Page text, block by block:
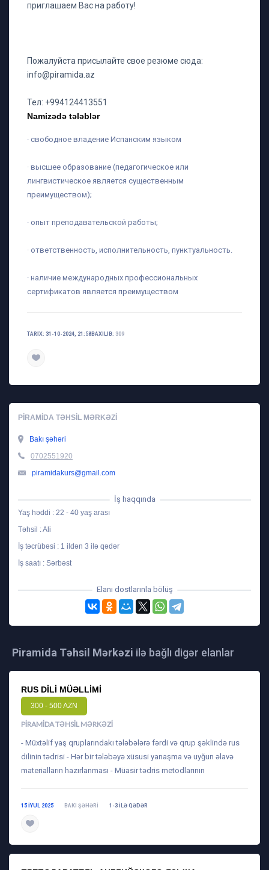
приглашаем Вас на работу!
Пожалуйста присылайте свое резюме сюда:
info@piramida.az
Тел: +994124413551
Namizədə tələblər
· свободное владение Испанским языком
· высшее образование (педагогическое или
лингвистическое является существенным
преимуществом);
· опыт преподавательской работы;
· ответственность, исполнительность, пунктуальность.
· наличие международных профессиональных
сертификатов является преимуществом
TARIX: 31-10-2024, 21:58 BAXILIB: 309
PIRAMIDA TƏHSIL MƏRKƏZI
Bakı şəhəri
0702551920
piramidakurs@gmail.com
İş haqqında
Yaş həddi : 22 - 40 yaş arası
Təhsil : Ali
İş təcrübəsi : 1 ildən 3 ilə qədər
İş saatı : Sərbəst
Elanı dostlarınla bölüş
Piramida Təhsil Mərkəzi ilə bağlı digər elanlar
RUS DILI MÜƏLLIMI
300 - 500 AZN
PIRAMIDA TƏHSIL MƏRKƏZI
- Müxtəlif yaş qruplarındakı tələbələrə fərdi və qrup şəklində rus
dilinin tədrisi - Hər bir tələbəyə xüsusi yanaşma və uyğun əlavə
materialların hazırlanması - Müasir tədris metodlarının
15 IYUL 2025 BAKI ŞƏHƏRI 1-3 ILƏ QƏDƏR